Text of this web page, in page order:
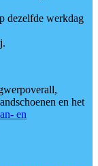
dezelfde werkdag
en het
en